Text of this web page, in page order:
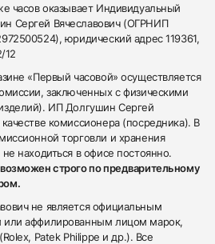
часов оказывает Индивидуальный
Сергей Вячеславович (ОГРНИП
юридический адрес 119361,
12
«Первый часовой» осуществляется
заключенных с физическими
ИП Долгушин Сергей
комиссионера (посредника). В
торговли и хранения
находиться в офисе постоянно.
строго по предварительному
не является официальным
или аффилированным лицом марок,
Patek Philippe и др.). Все